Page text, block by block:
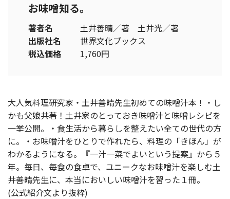
お味噌知る。
著者名
土井善晴／著 土井光／著
出版社名
世界文化ブックス
税込価格
1,760円
大人気料理研究家・土井善晴先生初めての味噌汁本！・し
かも父娘共著！土井家のとっておき味噌汁と味噌レシピを
一挙公開。・食生活から暮らしを整えたい全ての世代の方
に。・お味噌汁をひとりで作れたら、料理の「きほん」が
わかるようになる。『一汁一菜でよいという提案』から５
年。毎日、毎食の食卓で、ユニークなお味噌汁を楽しむ土
井善晴先生に、本当においしい味噌汁を習った１冊。
(公式紹介文より抜粋)